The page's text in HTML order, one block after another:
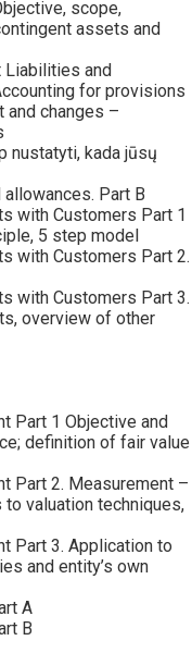
scope,
assets and
Liabilities and
for provisions
and changes –
nustatyti, kada jūsų
Part B
with Customers Part 1
5 step model
with Customers Part 2.
with Customers Part 3.
overview of other
Part 1 Objective and
definition of fair value
Part 2. Measurement –
valuation techniques,
Part 3. Application to
and entity’s own
A
B